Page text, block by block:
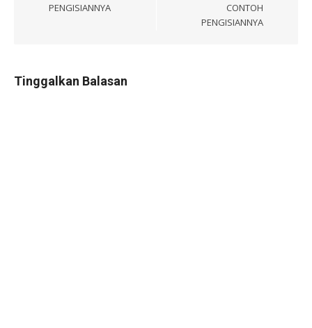
PENGISIANNYA
CONTOH
PENGISIANNYA
Tinggalkan Balasan